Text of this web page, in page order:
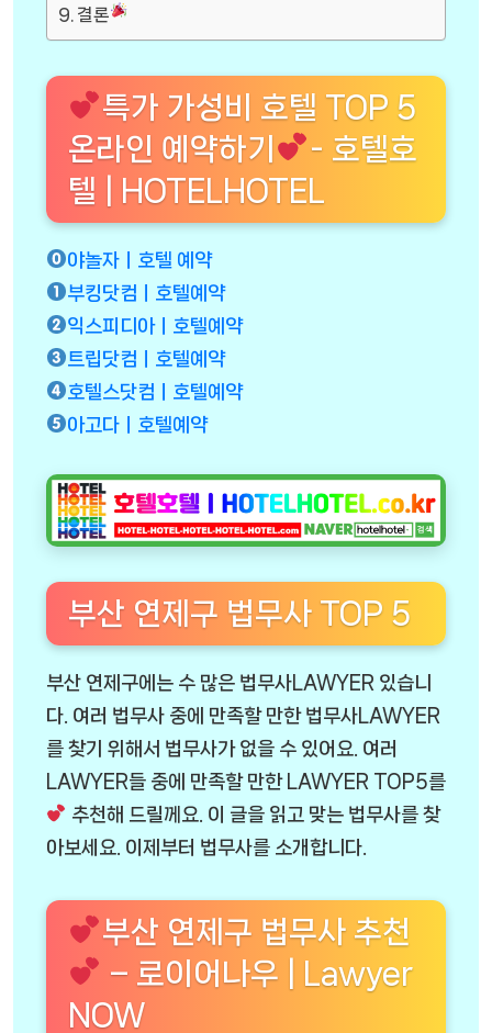
결론
특가 가성비 호텔 TOP 5
온라인 예약하기
- 호텔호
텔 | HOTELHOTEL
야놀자ㅣ호텔 예약
부킹닷컴ㅣ호텔예약
익스피디아ㅣ호텔예약
트립닷컴ㅣ호텔예약
호텔스닷컴ㅣ호텔예약
아고다ㅣ호텔예약
부산 연제구 법무사 TOP 5
부산 연제구에는 수 많은 법무사LAWYER 있습니
다. 여러 법무사 중에 만족할 만한 법무사LAWYER
를 찾기 위해서 법무사가 없을 수 있어요. 여러
LAWYER들 중에 만족할 만한 LAWYER TOP5를
추천해 드릴께요. 이 글을 읽고 맞는 법무사를 찾
아보세요. 이제부터 법무사를 소개합니다.
부산 연제구 법무사 추천
– 로이어나우 | Lawyer
NOW